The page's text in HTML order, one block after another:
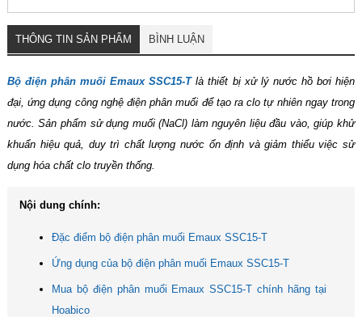
THÔNG TIN SẢN PHẨM BÌNH LUẬN
Bộ điện phân muối Emaux SSC15-Tlà thiết bị xử lý nước hồ bơi hiện
đại, ứng dụng công nghệ điện phân muối để tạo ra clo tự nhiên ngay trong
nước. Sản phẩm sử dụng muối (NaCl) làm nguyên liệu đầu vào, giúp khử
khuẩn hiệu quả, duy trì chất lượng nước ổn định và giảm thiểu việc sử
dụng hóa chất clo truyền thống.
Nội dung chính:
Đặc điểm bộ điện phân muối Emaux SSC15-T
Ứng dụng của bộ điện phân muối Emaux SSC15-T
Mua bộ điện phân muối Emaux SSC15-T chính hãng tại
Hoabico